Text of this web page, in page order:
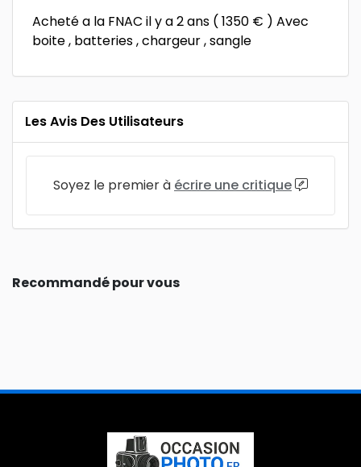
Acheté a la FNAC il y a 2 ans ( 1350 € ) Avec
boite , batteries , chargeur , sangle
Les Avis Des Utilisateurs
Soyez le premier à écrire une critique
Recommandé pour vous